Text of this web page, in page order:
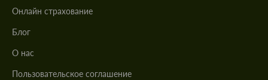
Онлайн страхование
Блог
О нас
Пользовательское соглашение